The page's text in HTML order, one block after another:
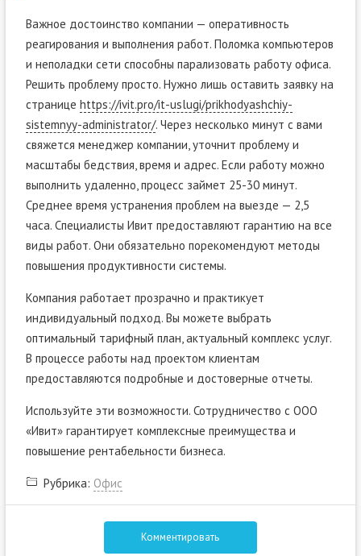
Важное достоинство компании — оперативность
реагирования и выполнения работ. Поломка компьютеров
и неполадки сети способны парализовать работу офиса.
Решить проблему просто. Нужно лишь оставить заявку на
странице https://ivit.pro/it-uslugi/prikhodyashchiy-
sistemnyy-administrator/. Через несколько минут с вами
свяжется менеджер компании, уточнит проблему и
масштабы бедствия, время и адрес. Если работу можно
выполнить удаленно, процесс займет 25-30 минут.
Среднее время устранения проблем на выезде — 2,5
часа. Специалисты Ивит предоставляют гарантию на все
виды работ. Они обязательно порекомендуют методы
повышения продуктивности системы.
Компания работает прозрачно и практикует
индивидуальный подход. Вы можете выбрать
оптимальный тарифный план, актуальный комплекс услуг.
В процессе работы над проектом клиентам
предоставляются подробные и достоверные отчеты.
Используйте эти возможности. Сотрудничество с ООО
«Ивит» гарантирует комплексные преимущества и
повышение рентабельности бизнеса.
Рубрика: Офис
Комментировать